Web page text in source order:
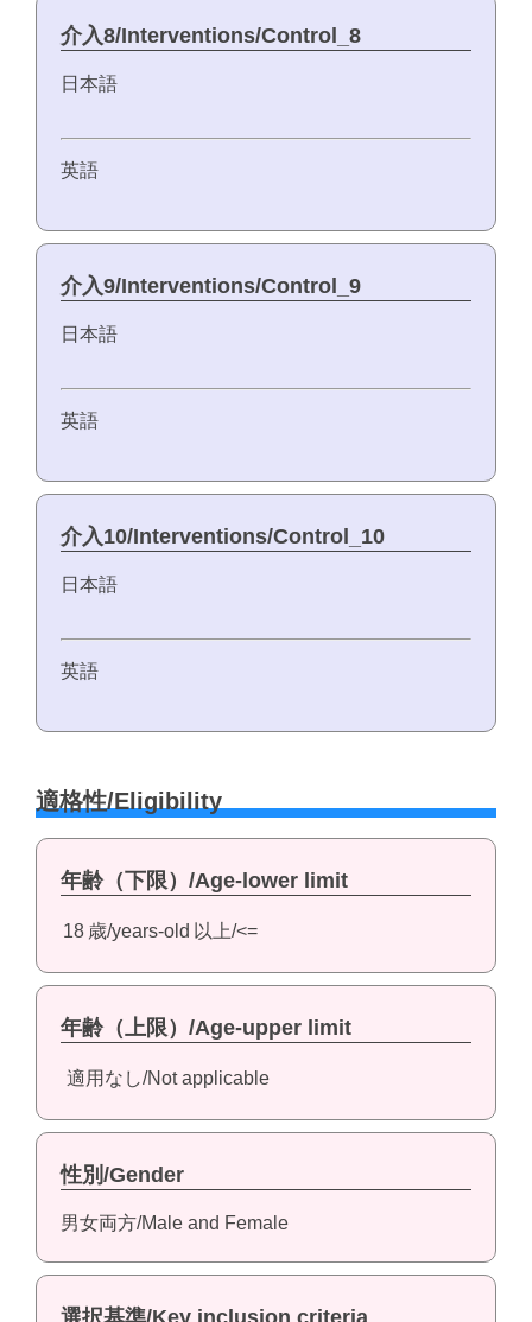
介入8/Interventions/Control_8
日本語
英語
介入9/Interventions/Control_9
日本語
英語
介入10/Interventions/Control_10
日本語
英語
適格性/Eligibility
年齢（下限）/Age-lower limit
18 歳/years-old 以上/<=
年齢（上限）/Age-upper limit
適用なし/Not applicable
性別/Gender
男女両方/Male and Female
選択基準/Key inclusion criteria